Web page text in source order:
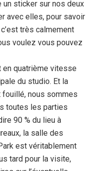
sticker sur nos deux
avec elles, pour savoir
très calmement
voulez vous pouvez
en quatrième vitesse
du studio. Et la
fouillé, nous sommes
toutes les parties
90 % du lieu à
la salle des
est véritablement
tard pour la visite,